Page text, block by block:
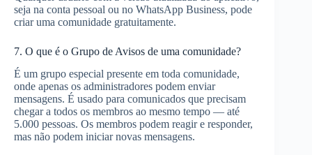
seja na conta pessoal ou no WhatsApp Business, pode
criar uma comunidade gratuitamente.
7. O que é o Grupo de Avisos de uma comunidade?
É um grupo especial presente em toda comunidade,
onde apenas os administradores podem enviar
mensagens. É usado para comunicados que precisam
chegar a todos os membros ao mesmo tempo — até
5.000 pessoas. Os membros podem reagir e responder,
mas não podem iniciar novas mensagens.